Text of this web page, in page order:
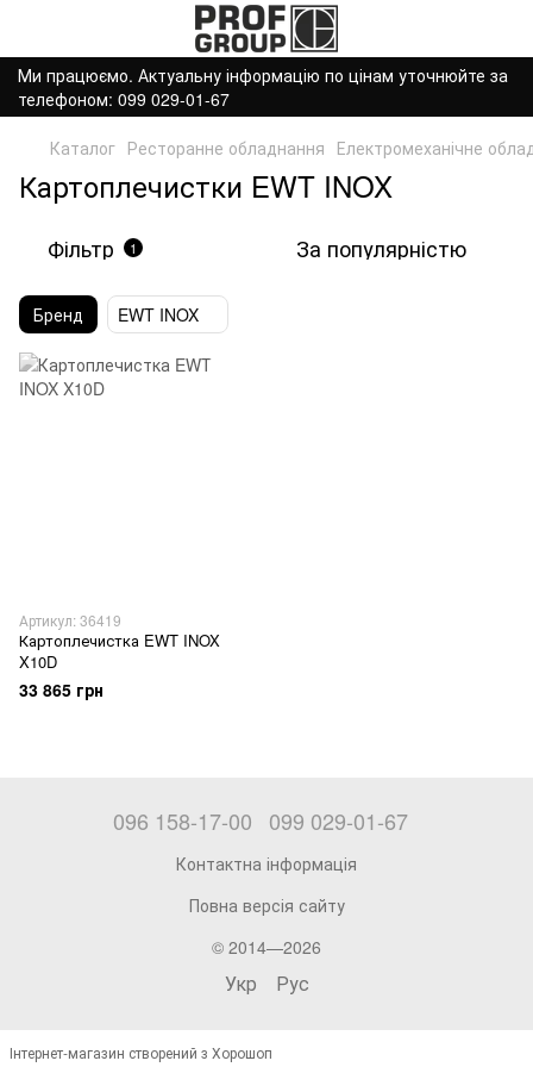
Ми працюємо. Актуальну інформацію по цінам уточнюйте за
телефоном: 099 029-01-67
Каталог Ресторанне обладнання Електромеханічне
Картоплечистки EWT INOX
Фільтр 1 За популярністю
Бренд EWT INOX
Артикул: 36419
Картоплечистка EWT INOX
X10D
33 865 грн
096 158-17-00 099 029-01-67
Контактна інформація
Повна версія сайту
© 2014—2026
Укр Рус
Інтернет-магазин створений з Хорошоп